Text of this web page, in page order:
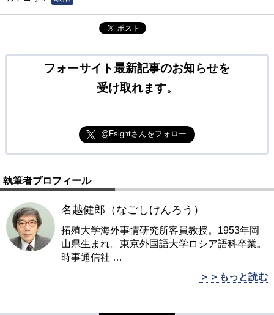
ポスト
フォーサイト最新記事のお知らせを
受け取れます。
@Fsightさんをフォロー
執筆者プロフィール
名越健郎（なごしけんろう）
拓殖大学海外事情研究所客員教授。1953年岡
山県生まれ。東京外国語大学ロシア語科卒業。
時事通信社 …
＞＞もっと読む